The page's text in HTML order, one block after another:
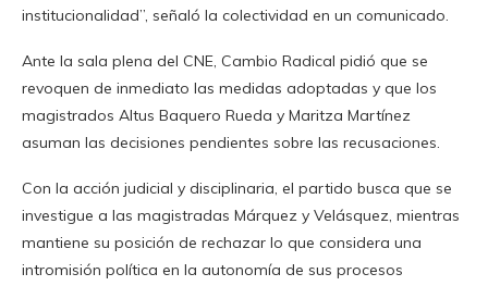
institucionalidad”, señaló la colectividad en un comunicado.
Ante la sala plena del CNE, Cambio Radical pidió que se
revoquen de inmediato las medidas adoptadas y que los
magistrados Altus Baquero Rueda y Maritza Martínez
asuman las decisiones pendientes sobre las recusaciones.
Con la acción judicial y disciplinaria, el partido busca que se
investigue a las magistradas Márquez y Velásquez, mientras
mantiene su posición de rechazar lo que considera una
intromisión política en la autonomía de sus procesos